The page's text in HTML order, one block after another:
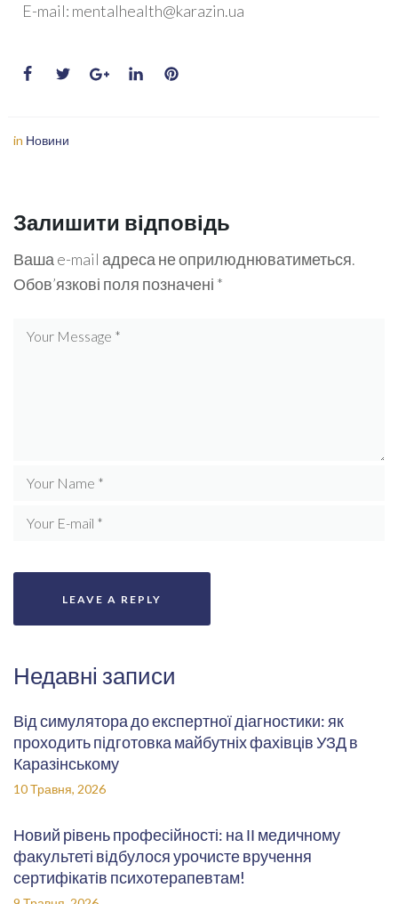
E-mail: mentalhealth@karazin.ua
in Новини
Залишити відповідь
Ваша e-mail адреса не оприлюднюватиметься.
Обов’язкові поля позначені *
Недавні записи
Від симулятора до експертної діагностики: як
проходить підготовка майбутніх фахівців УЗД в
Каразінському
10 Травня, 2026
Новий рівень професійності: на ІІ медичному
факультеті відбулося урочисте вручення
сертифікатів психотерапевтам!